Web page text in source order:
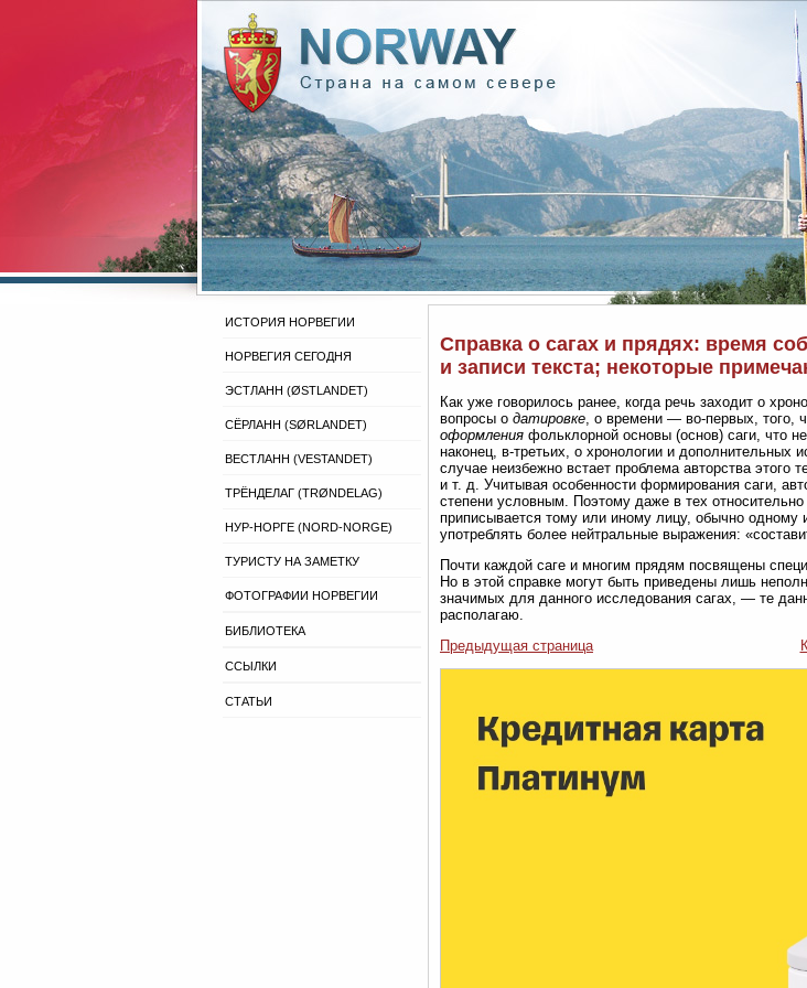
ИСТОРИЯ НОРВЕГИИ
НОРВЕГИЯ СЕГОДНЯ
ЭСТЛАНН (ØSTLANDET)
СЁРЛАНН (SØRLANDET)
ВЕСТЛАНН (VESTANDET)
ТРЁНДЕЛАГ (TRØNDELAG)
НУР-НОРГЕ (NORD-NORGE)
ТУРИСТУ НА ЗАМЕТКУ
ФОТОГРАФИИ НОРВЕГИИ
БИБЛИОТЕКА
ССЫЛКИ
СТАТЬИ
Справка о сагах и прядях: время
и записи текста; некоторые
Как уже говорилось ранее, когда речь заходит о
вопросы о датировке, о времени — во-первых, того,
оформления фольклорной основы (основ) саги, что
наконец, в-третьих, о хронологии и дополнительных
случае неизбежно встает проблема авторства этого
и т. д. Учитывая особенности формирования саги,
степени условным. Поэтому даже в тех
приписывается тому или иному лицу, обычно одному
употреблять более нейтральные выражения:
Почти каждой саге и многим прядям посвящены
Но в этой справке могут быть приведены лишь
значимых для данного исследования сагах, — те
располагаю.
Предыдущая страница